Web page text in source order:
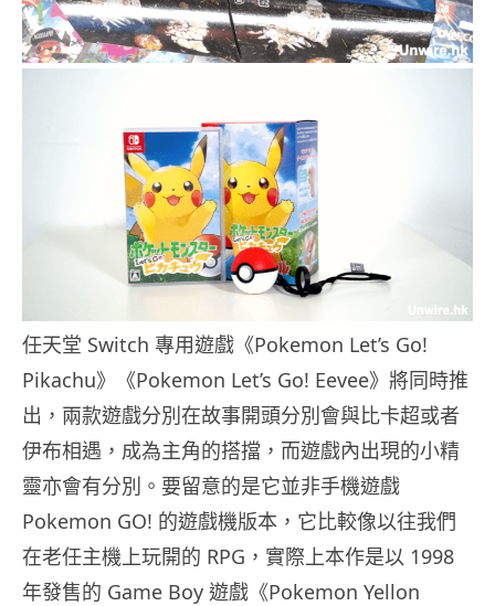
任天堂 Switch 專用遊戲《Pokemon Let’s Go!
Pikachu》《Pokemon Let’s Go! Eevee》將同時推
出，兩款遊戲分別在故事開頭分別會與比卡超或者
伊布相遇，成為主角的搭擋，而遊戲內出現的小精
靈亦會有分別。要留意的是它並非手機遊戲
Pokemon GO! 的遊戲機版本，它比較像以往我們
在老任主機上玩開的 RPG，實際上本作是以 1998
年發售的 Game Boy 遊戲《Pokemon Yellon